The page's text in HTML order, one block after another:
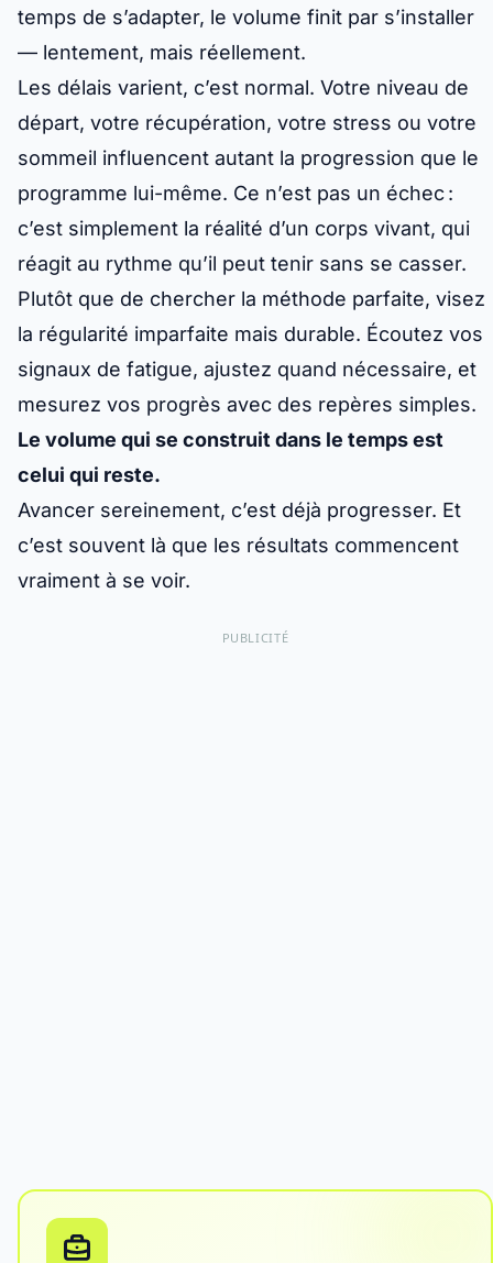
temps de s’adapter, le volume finit par s’installer
— lentement, mais réellement.
Les délais varient, c’est normal. Votre niveau de
départ, votre récupération, votre stress ou votre
sommeil influencent autant la progression que le
programme lui-même. Ce n’est pas un échec :
c’est simplement la réalité d’un corps vivant, qui
réagit au rythme qu’il peut tenir sans se casser.
Plutôt que de chercher la méthode parfaite, visez
la régularité imparfaite mais durable. Écoutez vos
signaux de fatigue, ajustez quand nécessaire, et
mesurez vos progrès avec des repères simples.
Le volume qui se construit dans le temps est
celui qui reste.
Avancer sereinement, c’est déjà progresser. Et
c’est souvent là que les résultats commencent
vraiment à se voir.
PUBLICITÉ